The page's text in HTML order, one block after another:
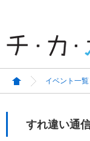
イベント一覧
すれ違い通